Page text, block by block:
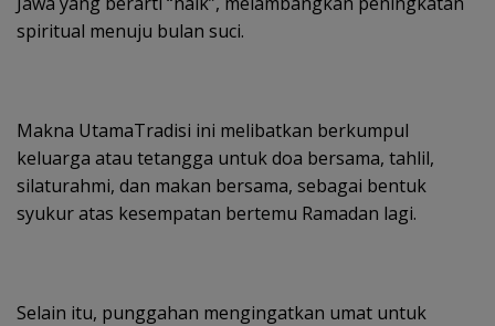
spiritual menuju bulan suci.
Makna UtamaTradisi ini melibatkan berkumpul
keluarga atau tetangga untuk doa bersama, tahlil,
silaturahmi, dan makan bersama, sebagai bentuk
syukur atas kesempatan bertemu Ramadan lagi.
Selain itu, punggahan mengingatkan umat untuk